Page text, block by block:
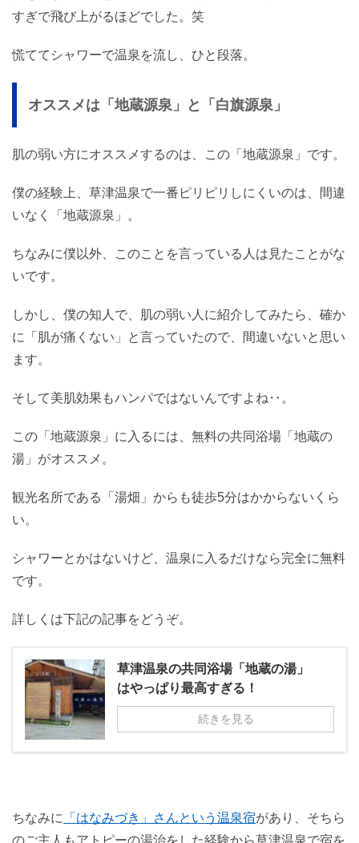
すぎで飛び上がるほどでした。笑
慌ててシャワーで温泉を流し、ひと段落。
オススメは「地蔵源泉」と「白旗源泉」
肌の弱い方にオススメするのは、この「地蔵源泉」です。
僕の経験上、草津温泉で一番ピリピリしにくいのは、間違
いなく「地蔵源泉」。
ちなみに僕以外、このことを言っている人は見たことがな
いです。
しかし、僕の知人で、肌の弱い人に紹介してみたら、確か
に「肌が痛くない」と言っていたので、間違いないと思い
ます。
そして美肌効果もハンパではないんですよね‥。
この「地蔵源泉」に入るには、無料の共同浴場「地蔵の
湯」がオススメ。
観光名所である「湯畑」からも徒歩5分はかからないくら
い。
シャワーとかはないけど、温泉に入るだけなら完全に無料
です。
詳しくは下記の記事をどうぞ。
草津温泉の共同浴場「地蔵の湯」
はやっぱり最高すぎる！
続きを見る
ちなみに 「はなみづき」さんという温泉宿があり、そちら
のご主人もアトピーの湯治をした経験から草津温泉で宿を